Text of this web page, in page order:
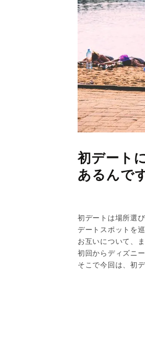
初デート
あるんで
初デートは場所選び
デートスポットを
お互いについて、
初回からディズニ
そこで今回は、初